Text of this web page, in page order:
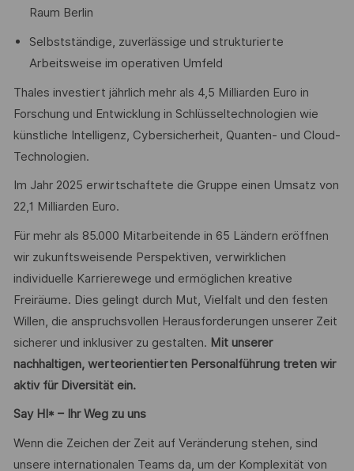
Raum Berlin
Selbstständige, zuverlässige und strukturierte
Arbeitsweise im operativen Umfeld
Thales investiert jährlich mehr als 4,5 Milliarden Euro in
Forschung und Entwicklung in Schlüsseltechnologien wie
künstliche Intelligenz, Cybersicherheit, Quanten- und Cloud-
Technologien.
Im Jahr 2025 erwirtschaftete die Gruppe einen Umsatz von
22,1 Milliarden Euro.
Für mehr als 85.000 Mitarbeitende in 65 Ländern eröffnen
wir zukunftsweisende Perspektiven, verwirklichen
individuelle Karrierewege und ermöglichen kreative
Freiräume. Dies gelingt durch Mut, Vielfalt und den festen
Willen, die anspruchsvollen Herausforderungen unserer Zeit
sicherer und inklusiver zu gestalten. Mit unserer
nachhaltigen, werteorientierten Personalführung treten wir
aktiv für Diversität ein.
Say HI* – Ihr Weg zu uns
Wenn die Zeichen der Zeit auf Veränderung stehen, sind
unsere internationalen Teams da, um der Komplexität von